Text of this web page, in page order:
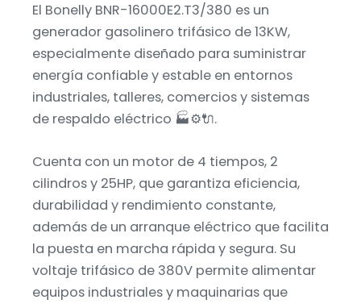
El Bonelly BNR-16000E2.T3/380 es un
generador gasolinero trifásico de 13KW,
especialmente diseñado para suministrar
energía confiable y estable en entornos
industriales, talleres, comercios y sistemas
de respaldo eléctrico 🏭⚙️🔌.
Cuenta con un motor de 4 tiempos, 2
cilindros y 25HP, que garantiza eficiencia,
durabilidad y rendimiento constante,
además de un arranque eléctrico que facilita
la puesta en marcha rápida y segura. Su
voltaje trifásico de 380V permite alimentar
equipos industriales y maquinarias que